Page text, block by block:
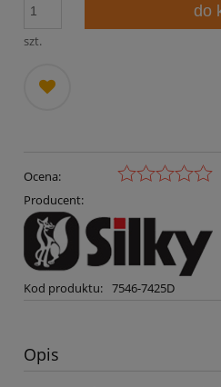
szt.
do
dodaj
Ocena:
Producent:
Kod produktu: 7546-7425D
Opis